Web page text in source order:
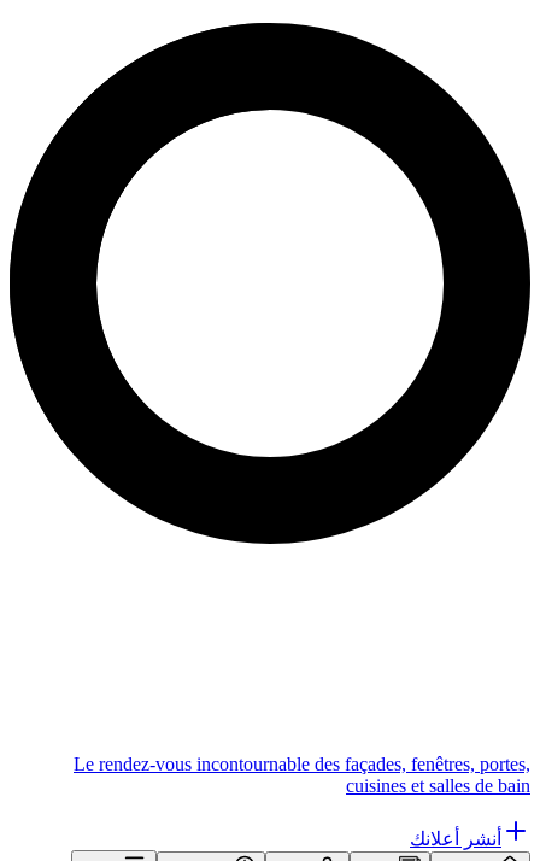
Le rendez-vous incontournable des façades, fenêtres, portes,
cuisines et salles de bain
أنشر أعلانك